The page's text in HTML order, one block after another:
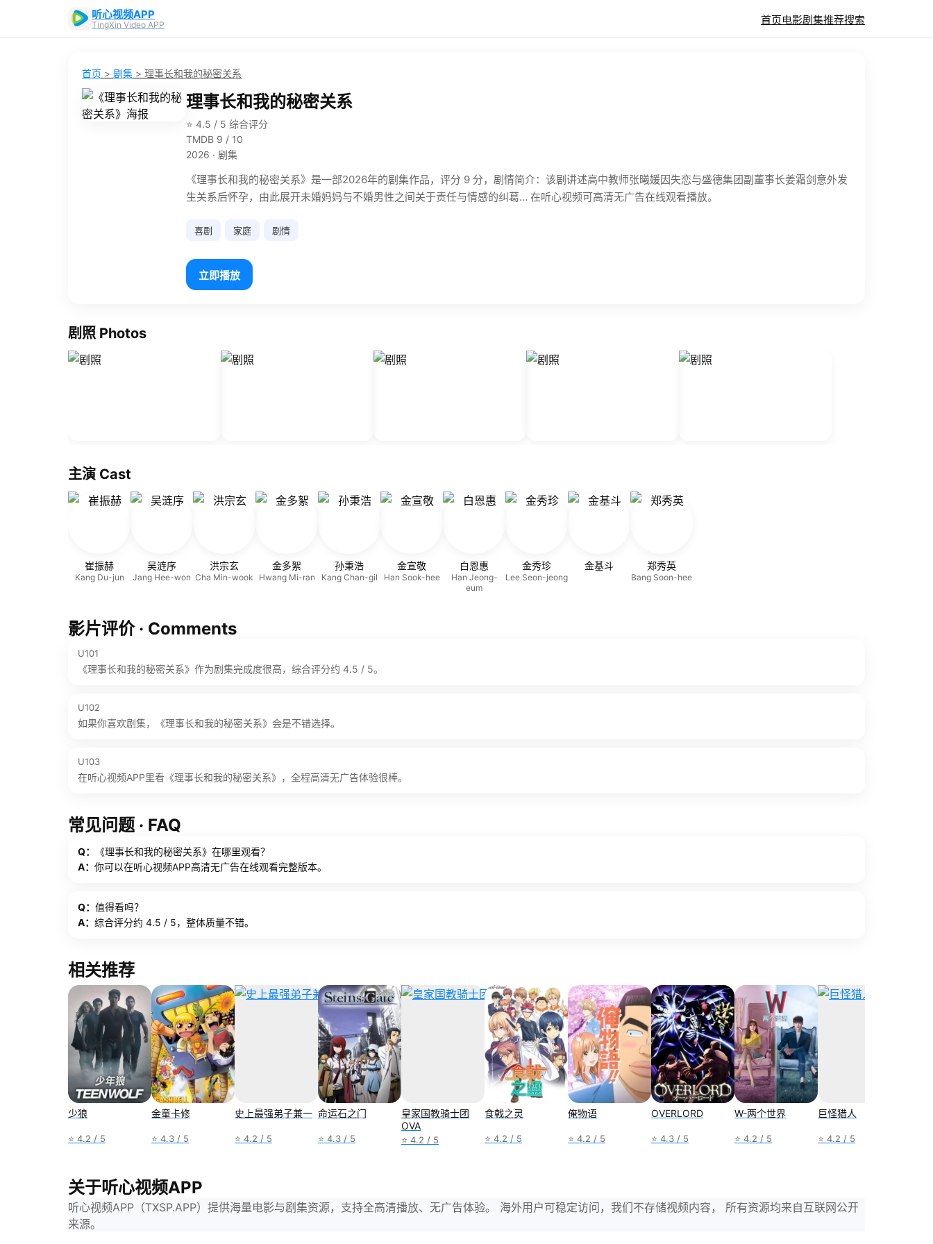
听心视频APP
TingXin Video APP 首页电影剧集推荐搜索
首页 > 剧集 > 理事长和我的秘密关系
理事长和我的秘密关系
⭐ 4.5 / 5 综合评分
TMDB 9 / 10
2026 · 剧集
《理事长和我的秘密关系》是一部2026年的剧集作品，评分 9 分，剧情简介：该剧讲述高中教师张曦媛因失恋与盛德集团副董事长姜霜剑意外发
生关系后怀孕，由此展开未婚妈妈与不婚男性之间关于责任与情感的纠葛… 在听心视频可高清无广告在线观看播放。
喜剧 家庭 剧情
立即播放
剧照 Photos
主演 Cast
崔振赫
Kang Du-jun
吴涟序
Jang Hee-won
洪宗玄
Cha Min-wook
金多絮
Hwang Mi-ran
孙秉浩
Kang Chan-gil
金宣敬
Han Sook-hee
白恩惠
Han Jeong-
eum
金秀珍
Lee Seon-jeong
金基斗 郑秀英
Bang Soon-hee
影片评价 · Comments
U101
《理事长和我的秘密关系》作为剧集完成度很高，综合评分约 4.5 / 5。
U102
如果你喜欢剧集，《理事长和我的秘密关系》会是不错选择。
U103
在听心视频APP里看《理事长和我的秘密关系》，全程高清无广告体验很棒。
常见问题 · FAQ
Q：
《理事长和我的秘密关系》在哪里观看？
A： 你可以在听心视频APP高清无广告在线观看完整版本。
Q： 值得看吗？
A： 综合评分约 4.5 / 5，整体质量不错。
相关推荐
少狼
⭐ 4.2 / 5
金童卡修
⭐ 4.3 / 5
史上最强弟子兼一
⭐ 4.2 / 5
命运石之门
⭐ 4.3 / 5
皇家国教骑士团
OVA
⭐ 4.2 / 5
食戟之灵
⭐ 4.2 / 5
俺物语
⭐ 4.2 / 5
OVERLORD
⭐ 4.3 / 5
W-两个世界
⭐ 4.2 / 5
巨怪猎人
⭐ 4.2 / 5
关于听心视频APP
听心视频APP（TXSP.APP）提供海量电影与剧集资源，支持全高清播放、无广告体验。 海外用户可稳定访问，我们不存储视频内容， 所有资源均来自互联网公开
来源。